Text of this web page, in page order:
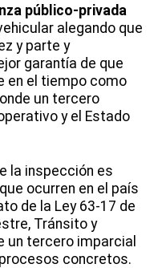
público-privada
alegando que
y parte y
garantía de que
en el tiempo como
un tercero
y el Estado
la inspección es
ocurren en el país
de la Ley 63-17 de
Tránsito y
un tercero imparcial
concretos.